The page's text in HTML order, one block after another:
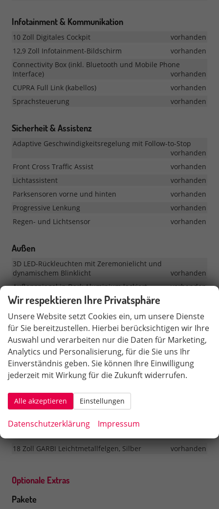
Infotainment & Kommunikation
10 Zoll Digitales Cockpit
vorhanden
12,9 Zoll Infotainment-Bildschirm
vorhanden
Connectivity Box (inkl. Bluetooth und Mobile Phone
Interface)
vorhanden
CUPRA Full Link (kabellos)
vorhanden
Sprachsteuerung
vorhanden
Sicherheit & Assistenz
Adaptive Geschwindigkeitsregelung mit Follow-to-Stop
vorhanden
Front Cross Traffic Assist
vorhanden
Lichtassistent
vorhanden
Parksensoren vorne und hinten
vorhanden
Progressive Lenkung
vorhanden
Regen- und Lichtsensor
vorhanden
Außen
3D LED-Rückleuchten mit Zeremonielicht und
dynamischem Blinklicht
vorhanden
Außenspiegel in Dark Aluminium lackiert
vorhanden
Dachreling in Glossy Black
Elektrisch verstellbare Außenspiegel mit Heizung sowie
Absenkfunktion auf der Beifahrerseite und
Begrüßungslicht
vorhanden
Elektrische Heckklappe
vorhanden
Fenstereinfassungen in Glossy Black
vorhanden
Voll-LED-Scheinwerfer mit Signaturbeleuchtung und
Coming/Leaving Home-Funktion
Vorbereitung für Anhängerkupplung (nicht e-HYBRID)
18 Zoll GARBI Leichtmetallfelgen, Silber vorhanden
Optionale Extras
Pakete
Wir respektieren Ihre Privatsphäre
Unsere Website setzt Cookies ein, um unsere Dienste
für Sie bereitzustellen. Hierbei berücksichtigen wir Ihre
Auswahl und verarbeiten nur die Daten für Marketing,
Analytics und Personalisierung, für die Sie uns Ihr
Einverständnis geben. Sie können Ihre Einwilligung
jederzeit mit Wirkung für die Zukunft widerrufen.
Alle akzeptieren Einstellungen
Datenschutzerklärung Impressum